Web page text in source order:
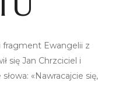
Ewangelii z
się Jan Chrzciciel i
«Nawracajcie się,